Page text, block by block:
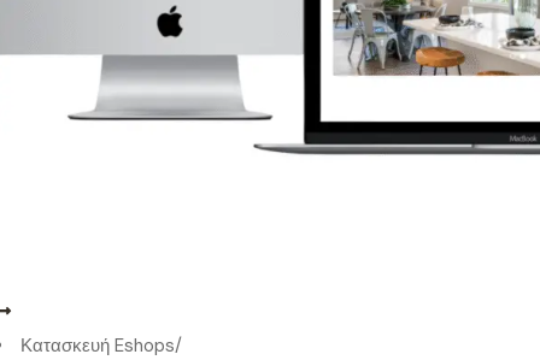
Κατασκευή Eshops/